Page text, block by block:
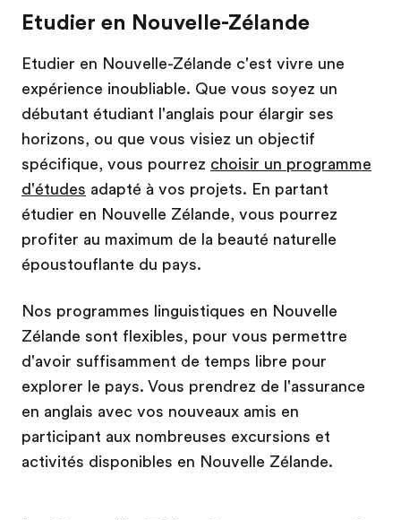
Etudier en Nouvelle-Zélande
Etudier en Nouvelle-Zélande c'est vivre une
expérience inoubliable. Que vous soyez un
débutant étudiant l'anglais pour élargir ses
horizons, ou que vous visiez un objectif
spécifique, vous pourrez choisir un programme
d'études adapté à vos projets. En partant
étudier en Nouvelle Zélande, vous pourrez
profiter au maximum de la beauté naturelle
époustouflante du pays.
Nos programmes linguistiques en Nouvelle
Zélande sont flexibles, pour vous permettre
d'avoir suffisamment de temps libre pour
explorer le pays. Vous prendrez de l'assurance
en anglais avec vos nouveaux amis en
participant aux nombreuses excursions et
activités disponibles en Nouvelle Zélande.